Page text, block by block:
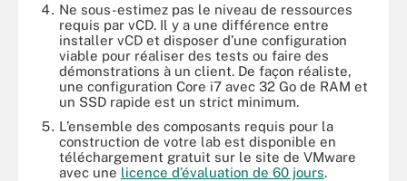
Ne sous-estimez pas le niveau de ressources
requis par vCD. Il y a une différence entre
installer vCD et disposer d’une configuration
viable pour réaliser des tests ou faire des
démonstrations à un client. De façon réaliste,
une configuration Core i7 avec 32 Go de RAM et
un SSD rapide est un strict minimum.
L’ensemble des composants requis pour la
construction de votre lab est disponible en
téléchargement gratuit sur le site de VMware
avec une licence d’évaluation de 60 jours.